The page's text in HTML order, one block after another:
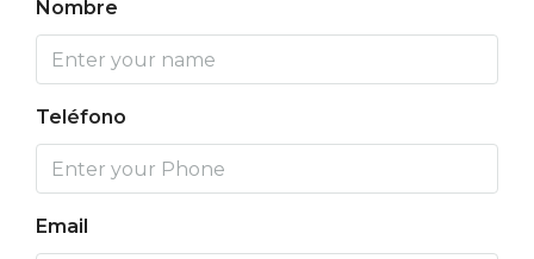
Nombre
Teléfono
Email